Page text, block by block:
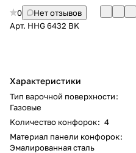
0
Нет отзывов
Арт. HHG 6432 BK
Характеристики
Тип варочной поверхности:
Газовые
Количество конфорок: 4
Материал панели конфорок:
Эмалированная сталь